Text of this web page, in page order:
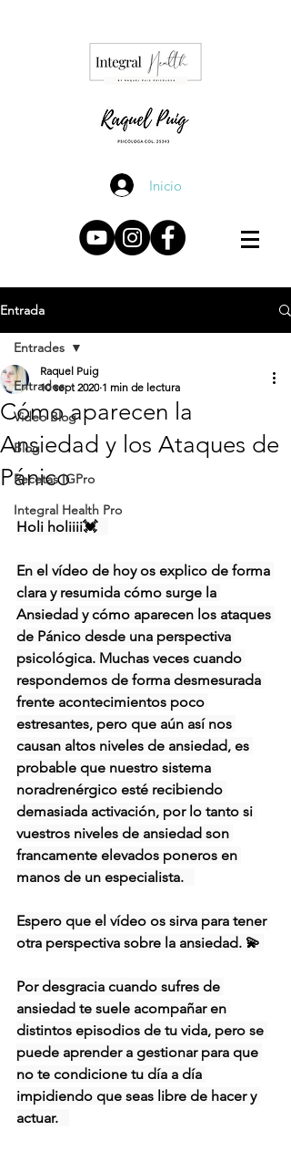
Inicio
Entrada
Entrades
Video Blog
Blog
Recetas IGPro
Integral Health Pro
Entrades
Cómo aparecen la
Ansiedad y los Ataques de
Pánico
Raquel Puig
10 sept 2020 1 min de lectura
Holi holiiii💓
En el vídeo de hoy os explico de forma
clara y resumida cómo surge la
Ansiedad y cómo aparecen los ataques
de Pánico desde una perspectiva
psicológica. Muchas veces cuando
respondemos de forma desmesurada
frente acontecimientos poco
estresantes, pero que aún así nos
causan altos niveles de ansiedad, es
probable que nuestro sistema
noradrenérgico esté recibiendo
demasiada activación, por lo tanto si
vuestros niveles de ansiedad son
francamente elevados poneros en
manos de un especialista.
Espero que el vídeo os sirva para tener
otra perspectiva sobre la ansiedad. 💫
Por desgracia cuando sufres de
ansiedad te suele acompañar en
distintos episodios de tu vida, pero se
puede aprender a gestionar para que
no te condicione tu día a día
impidiendo que seas libre de hacer y
actuar.